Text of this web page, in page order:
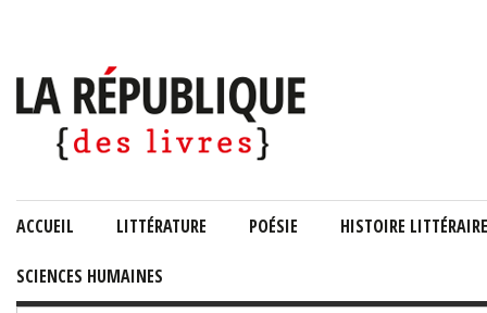
ACCUEIL LITTÉRATURE POÉSIE HISTOIRE LITTÉRAIRE
SCIENCES HUMAINES